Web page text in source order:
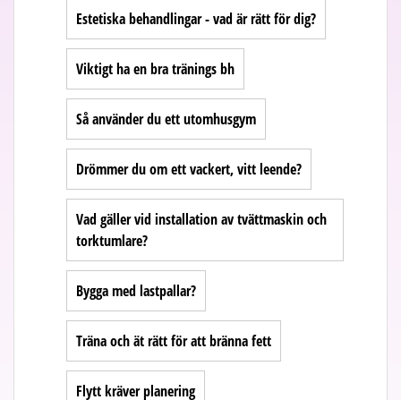
Estetiska behandlingar - vad är rätt för dig?
Viktigt ha en bra tränings bh
Så använder du ett utomhusgym
Drömmer du om ett vackert, vitt leende?
Vad gäller vid installation av tvättmaskin och
torktumlare?
Bygga med lastpallar?
Träna och ät rätt för att bränna fett
Flytt kräver planering